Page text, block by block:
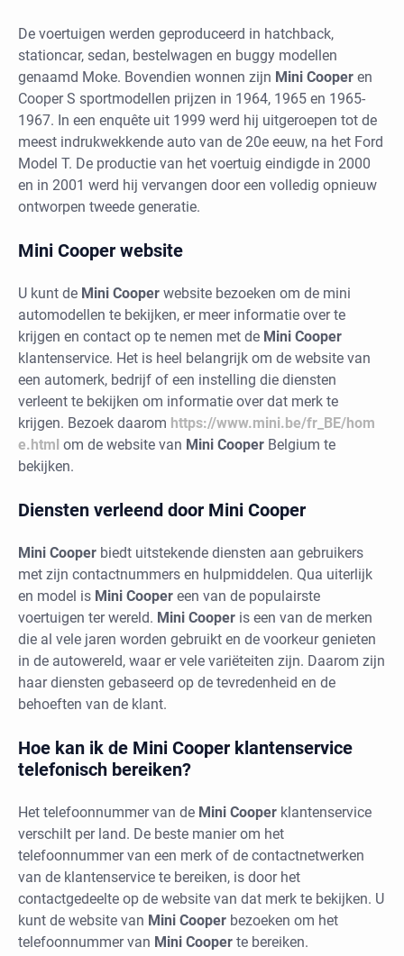
De voertuigen werden geproduceerd in hatchback,
stationcar, sedan, bestelwagen en buggy modellen
genaamd Moke. Bovendien wonnen zijn Mini Cooper en
Cooper S sportmodellen prijzen in 1964, 1965 en 1965-
1967. In een enquête uit 1999 werd hij uitgeroepen tot de
meest indrukwekkende auto van de 20e eeuw, na het Ford
Model T. De productie van het voertuig eindigde in 2000
en in 2001 werd hij vervangen door een volledig opnieuw
ontworpen tweede generatie.
Mini Cooper website
U kunt de Mini Cooper website bezoeken om de mini
automodellen te bekijken, er meer informatie over te
krijgen en contact op te nemen met de Mini Cooper
klantenservice. Het is heel belangrijk om de website van
een automerk, bedrijf of een instelling die diensten
verleent te bekijken om informatie over dat merk te
krijgen. Bezoek daarom https://www.mini.be/fr_BE/hom
e.html om de website van Mini Cooper Belgium te
bekijken.
Diensten verleend door Mini Cooper
Mini Cooper biedt uitstekende diensten aan gebruikers
met zijn contactnummers en hulpmiddelen. Qua uiterlijk
en model is Mini Cooper een van de populairste
voertuigen ter wereld. Mini Cooper is een van de merken
die al vele jaren worden gebruikt en de voorkeur genieten
in de autowereld, waar er vele variëteiten zijn. Daarom zijn
haar diensten gebaseerd op de tevredenheid en de
behoeften van de klant.
Hoe kan ik de Mini Cooper klantenservice
telefonisch bereiken?
Het telefoonnummer van de Mini Cooper klantenservice
verschilt per land. De beste manier om het
telefoonnummer van een merk of de contactnetwerken
van de klantenservice te bereiken, is door het
contactgedeelte op de website van dat merk te bekijken. U
kunt de website van Mini Cooper bezoeken om het
telefoonnummer van Mini Cooper te bereiken.